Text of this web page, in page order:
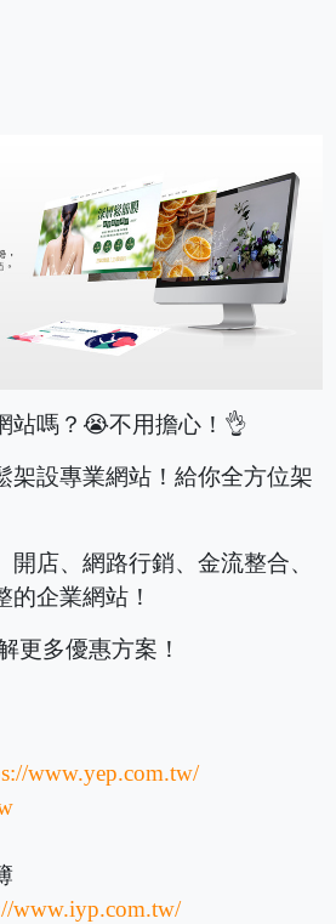
站嗎？😭不用擔心！👌
架設專業網站！給你全方位架
店、網路行銷、金流整合、
的企業網站！
更多優惠方案！
www.yep.com.tw/
www.iyp.com.tw/